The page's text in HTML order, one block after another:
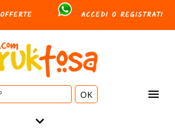
OFFERTE ACCEDI O REGISTRATI
Cerca: